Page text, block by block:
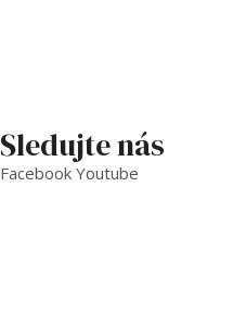
Sledujte nás
Facebook Youtube